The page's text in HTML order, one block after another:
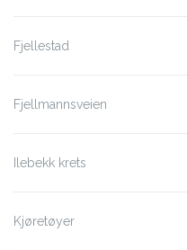
Fjellestad
Fjellmannsveien
Ilebekk krets
Kjøretøyer